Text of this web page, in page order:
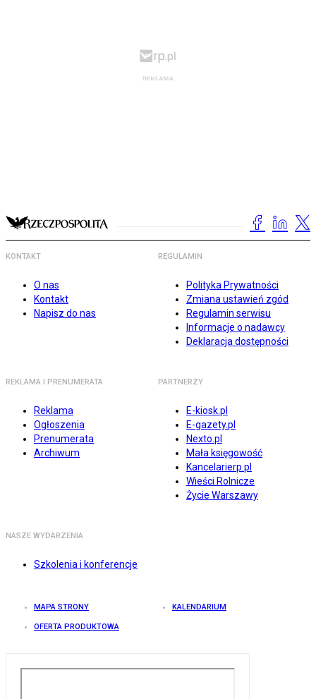
KONTAKT
O nas
Kontakt
Napisz do nas
REGULAMIN
Polityka Prywatności
Zmiana ustawień zgód
Regulamin serwisu
Informacje o nadawcy
Deklaracja dostępności
REKLAMA I PRENUMERATA
Reklama
Ogłoszenia
Prenumerata
Archiwum
PARTNERZY
E-kiosk.pl
E-gazety.pl
Nexto.pl
Mała księgowość
Kancelarierp.pl
Wieści Rolnicze
Życie Warszawy
NASZE WYDARZENIA
Szkolenia i konferencje
MAPA STRONY KALENDARIUM
OFERTA PRODUKTOWA